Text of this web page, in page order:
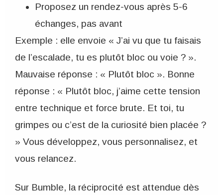
Proposez un rendez-vous après 5-6
échanges, pas avant
Exemple : elle envoie « J’ai vu que tu faisais
de l’escalade, tu es plutôt bloc ou voie ? ».
Mauvaise réponse : « Plutôt bloc ». Bonne
réponse : « Plutôt bloc, j’aime cette tension
entre technique et force brute. Et toi, tu
grimpes ou c’est de la curiosité bien placée ?
» Vous développez, vous personnalisez, et
vous relancez.
Sur Bumble, la réciprocité est attendue dès